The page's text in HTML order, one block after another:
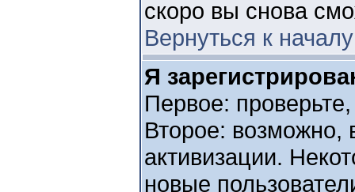
скоро вы снова
Вернуться к началу
Я
Первое:
Второе: возможно,
активизации.
новые